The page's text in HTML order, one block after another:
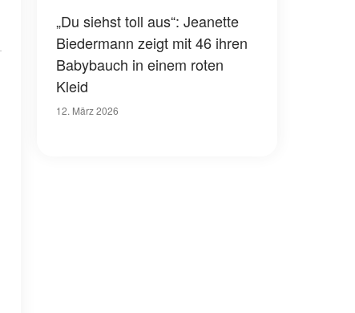
„Du siehst toll aus“: Jeanette
Biedermann zeigt mit 46 ihren
Babybauch in einem roten
Kleid
12. März 2026